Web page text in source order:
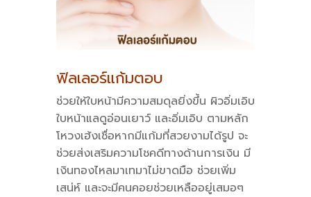
ฟิลเลอร์แก้มตอบ
ช่วยให้ใบหน้ามีความสมดุลยิ่งขึ้น ผิวอิ่มเอิบ
ใบหน้าแลดูอ่อนเยาว์ และอิ่มเอิบ ตามหลัก
โหวงเฮ้งเชื่อหากมีแก้มที่สวยงามได้รูป จะ
ช่วยส่งเสริมความโชคดีทางด้านการเงิน มี
เงินทองไหลมาเทมาไม่ขาดมือ ช่วยเพิ่ม
เสน่ห์ และจะมีคนคอยช่วยเหลืออยู่เสมอๆ